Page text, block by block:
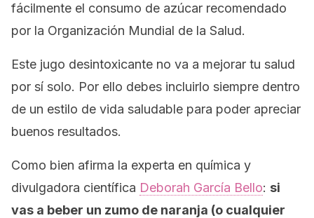
fácilmente el consumo de azúcar recomendado
por la Organización Mundial de la Salud.
Este jugo desintoxicante no va a mejorar tu salud
por sí solo. Por ello debes incluirlo siempre dentro
de un estilo de vida saludable para poder apreciar
buenos resultados.
Como bien afirma la experta en química y
divulgadora científica Deborah García Bello: si
vas a beber un zumo de naranja (o cualquier